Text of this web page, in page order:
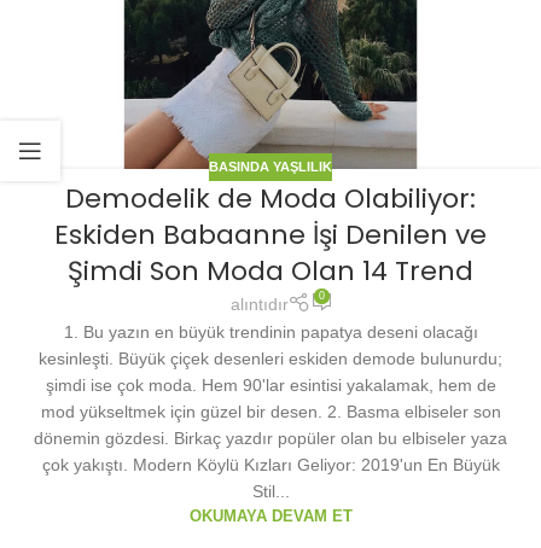
BASINDA YAŞLILIK
Demodelik de Moda Olabiliyor:
Eskiden Babaanne İşi Denilen ve
Şimdi Son Moda Olan 14 Trend
alıntıdır 0
1. Bu yazın en büyük trendinin papatya deseni olacağı
kesinleşti. Büyük çiçek desenleri eskiden demode bulunurdu;
şimdi ise çok moda. Hem 90'lar esintisi yakalamak, hem de
mod yükseltmek için güzel bir desen. 2. Basma elbiseler son
dönemin gözdesi. Birkaç yazdır popüler olan bu elbiseler yaza
çok yakıştı. Modern Köylü Kızları Geliyor: 2019'un En Büyük
Stil...
OKUMAYA DEVAM ET